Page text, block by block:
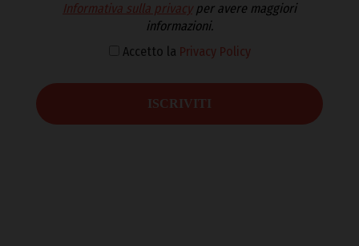
Informativa sulla privacyper avere maggiori
informazioni.
Accetto la Privacy Policy